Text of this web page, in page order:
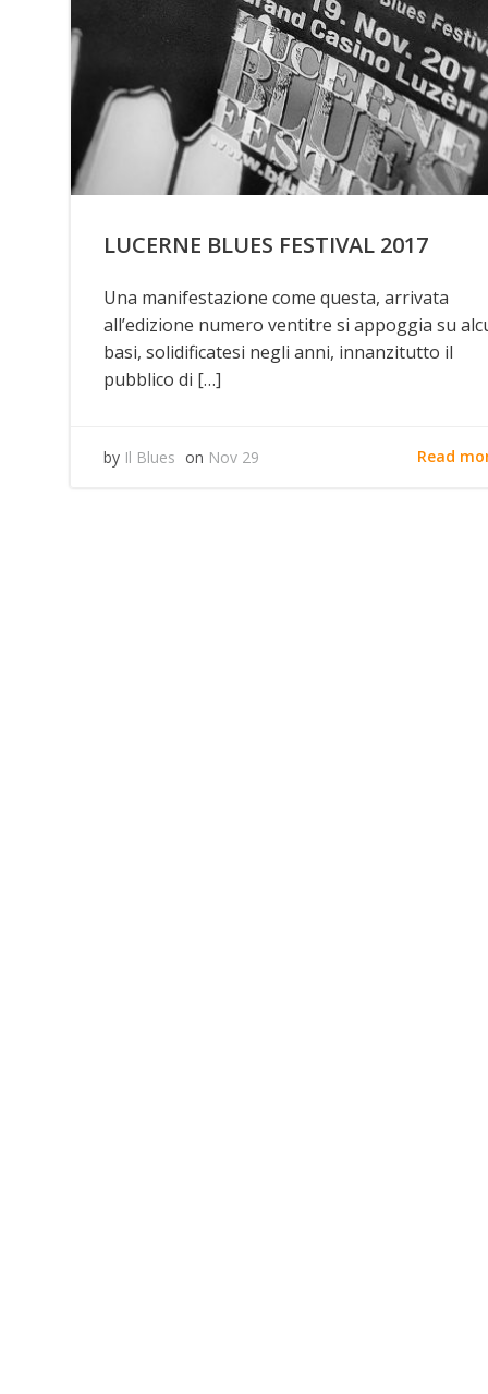
LUCERNE BLUES FESTIVAL 2017
Una manifestazione come questa, arrivata
all’edizione numero ventitre si appoggia su
basi, solidificatesi negli anni, innanzitutto il
pubblico di […]
by Il Blues on Nov 29 Read